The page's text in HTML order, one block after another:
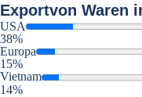
Exportvon Waren
USA
38%
Europa
15%
Vietnam
14%